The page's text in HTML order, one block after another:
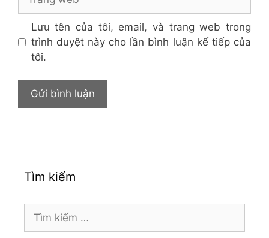
web
Lưu tên của tôi, email, và trang web trong
trình duyệt này cho lần bình luận kế tiếp của
tôi.
Tìm kiếm
Tìm